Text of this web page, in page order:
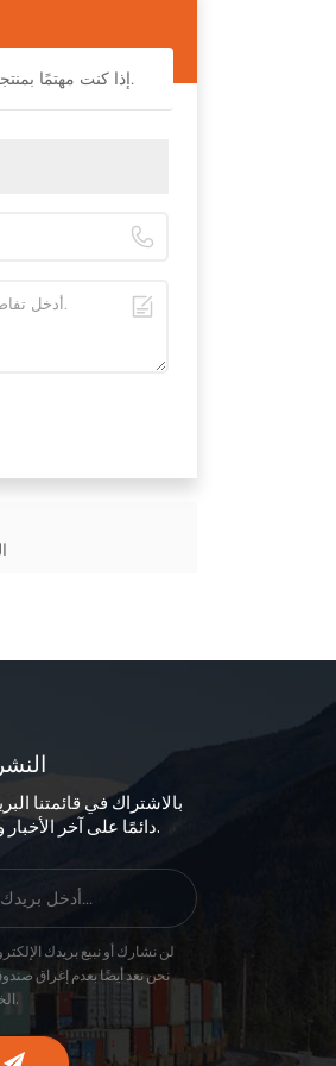
إذا كنت مهتمًا بمنتجاتنا وترغب في معرفة المزيد من التفاصيل ، فالرجاء ترك رسالة هنا ، وسنرد عليك في أقرب وقت ممكن.
بالاشتراك في قائمتنا
دائمًا على آخر الأخبار والتحديثات منا.
لن نشارك أو نبيع بريدك
نحن نعد أيضًا بعدم إغراق
الخاص بك.